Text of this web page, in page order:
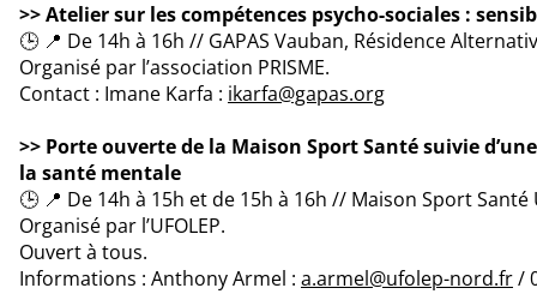
>> Atelier sur les compétences psycho-sociales :
🕒 📍 De 14h à 16h // GAPAS Vauban, Résidence
Organisé par l’association PRISME.
Contact : Imane Karfa : ikarfa@gapas.org
>> Porte ouverte de la Maison Sport Santé suivie
la santé mentale
🕒 📍 De 14h à 15h et de 15h à 16h // Maison Sport
Organisé par l’UFOLEP.
Ouvert à tous.
Informations : Anthony Armel : a.armel@ufolep-nord.fr/